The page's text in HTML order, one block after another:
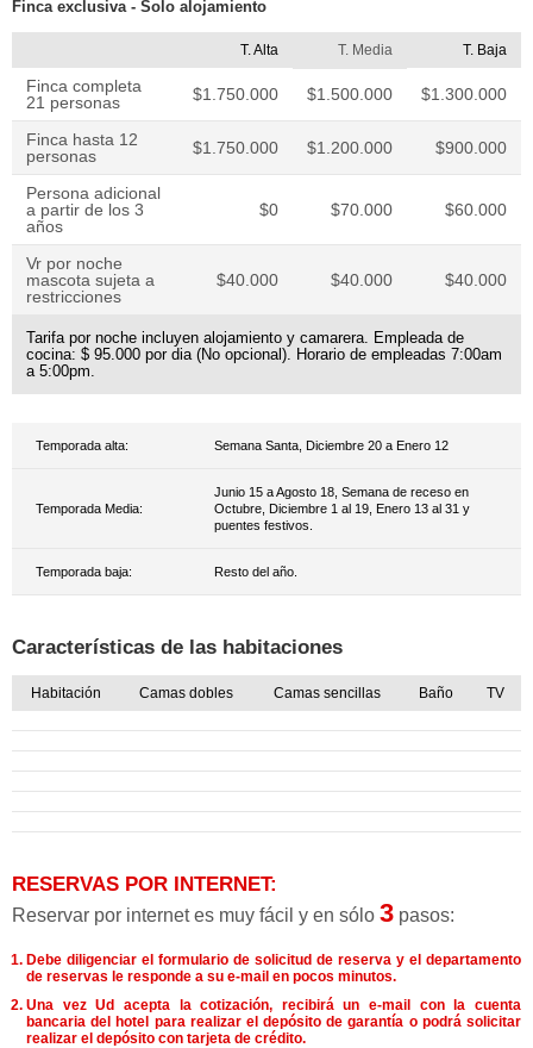
Finca exclusiva - Solo alojamiento
T. Alta T. Media T. Baja
Finca completa
21 personas
$1.750.000 $1.500.000 $1.300.000
Finca hasta 12
personas
$1.750.000 $1.200.000 $900.000
Persona adicional
a partir de los 3
años
$0 $70.000 $60.000
Vr por noche
mascota sujeta a
restricciones
$40.000 $40.000 $40.000
Tarifa por noche incluyen alojamiento y camarera. Empleada de
cocina: $ 95.000 por dia (No opcional). Horario de empleadas 7:00am
a 5:00pm.
Temporada alta: Semana Santa, Diciembre 20 a Enero 12
Temporada Media:
Junio 15 a Agosto 18, Semana de receso en
Octubre, Diciembre 1 al 19, Enero 13 al 31 y
puentes festivos.
Temporada baja: Resto del año.
Características de las habitaciones
Habitación Camas dobles Camas sencillas Baño TV
RESERVAS POR INTERNET:
Reservar por internet es muy fácil y en sólo 3 pasos:
Debe diligenciar el formulario de solicitud de reserva y el departamento
de reservas le responde a su e-mail en pocos minutos.
Una vez Ud acepta la cotización, recibirá un e-mail con la cuenta
bancaria del hotel para realizar el depósito de garantía o podrá solicitar
realizar el depósito con tarjeta de crédito.